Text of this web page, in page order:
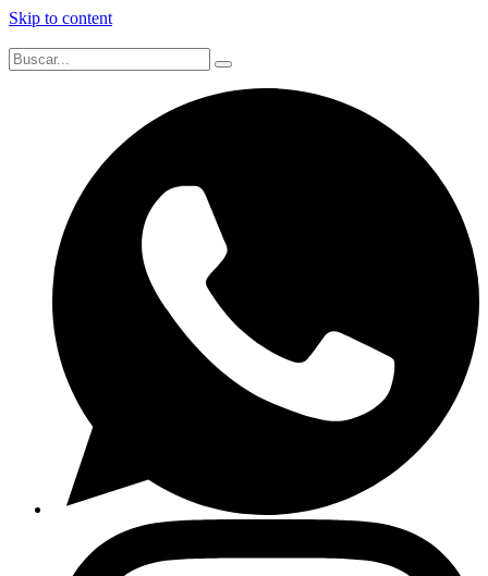
Skip to content